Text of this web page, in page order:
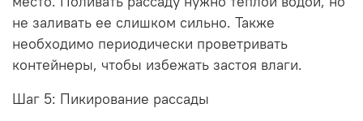
не заливать ее слишком сильно. Также
необходимо периодически проветривать
контейнеры, чтобы избежать застоя влаги.
Шаг 5: Пикирование рассады